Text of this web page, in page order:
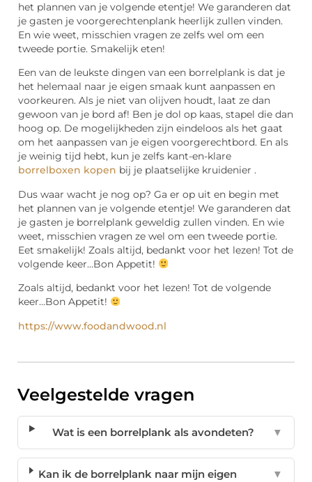
het plannen van je volgende etentje! We garanderen dat
je gasten je voorgerechtenplank heerlijk zullen vinden.
En wie weet, misschien vragen ze zelfs wel om een
tweede portie. Smakelijk eten!
Een van de leukste dingen van een borrelplank is dat je
het helemaal naar je eigen smaak kunt aanpassen en
voorkeuren. Als je niet van olijven houdt, laat ze dan
gewoon van je bord af! Ben je dol op kaas, stapel die dan
hoog op. De mogelijkheden zijn eindeloos als het gaat
om het aanpassen van je eigen voorgerechtbord. En als
je weinig tijd hebt, kun je zelfs kant-en-klare
borrelboxen kopen bij je plaatselijke kruidenier .
Dus waar wacht je nog op? Ga er op uit en begin met
het plannen van je volgende etentje! We garanderen dat
je gasten je borrelplank geweldig zullen vinden. En wie
weet, misschien vragen ze wel om een tweede portie.
Eet smakelijk! Zoals altijd, bedankt voor het lezen! Tot de
volgende keer…Bon Appetit!
Zoals altijd, bedankt voor het lezen! Tot de volgende
keer…Bon Appetit!
https://www.foodandwood.nl
Veelgestelde vragen
Wat is een borrelplank als avondeten? ▼
Kan ik de borrelplank naar mijn eigen
▼